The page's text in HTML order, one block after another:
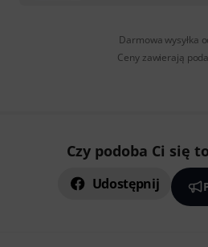
Darmowa wysyłka
Ceny zawierają
Czy podoba Ci się
Udostępnij